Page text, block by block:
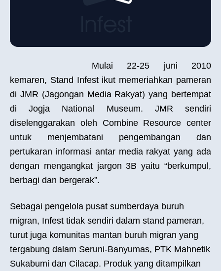
Mulai 22-25 juni 2010
kemaren, Stand Infest ikut memeriahkan pameran
di JMR (Jagongan Media Rakyat) yang bertempat
di Jogja National Museum. JMR sendiri
diselenggarakan oleh Combine Resource center
untuk menjembatani pengembangan dan
pertukaran informasi antar media rakyat yang ada
dengan mengangkat jargon 3B yaitu “berkumpul,
berbagi dan bergerak”.
Sebagai pengelola pusat sumberdaya buruh
migran, Infest tidak sendiri dalam stand pameran,
turut juga komunitas mantan buruh migran yang
tergabung dalam Seruni-Banyumas, PTK Mahnetik
Sukabumi dan Cilacap. Produk yang ditampilkan